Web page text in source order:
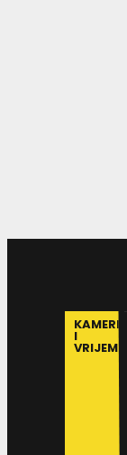
KAMERE
I
VRIJEME